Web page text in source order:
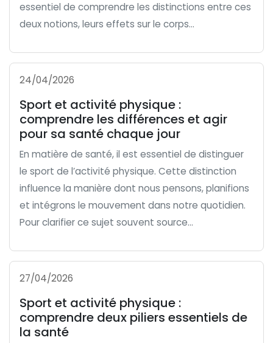
essentiel de comprendre les distinctions entre ces
deux notions, leurs effets sur le corps...
24/04/2026
Sport et activité physique :
comprendre les différences et agir
pour sa santé chaque jour
En matière de santé, il est essentiel de distinguer
le sport de l’activité physique. Cette distinction
influence la manière dont nous pensons, planifions
et intégrons le mouvement dans notre quotidien.
Pour clarifier ce sujet souvent source...
27/04/2026
Sport et activité physique :
comprendre deux piliers essentiels de
la santé